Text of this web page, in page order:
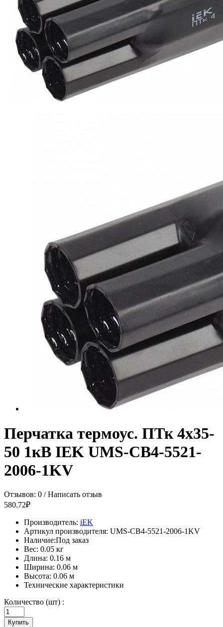
Перчатка термоус. ПТк 4х35-
50 1кВ IEK UMS-CB4-5521-
2006-1KV
Отзывов: 0 /Написать отзыв
580.72₽
Производитель: iEK
Артикул производителя: UMS-CB4-5521-2006-1KV
Наличие:Под заказ
Вес: 0.05 кг
Длина: 0.16 м
Ширина: 0.06 м
Высота: 0.06 м
Технические характеристики
Количество (шт) :
Купить